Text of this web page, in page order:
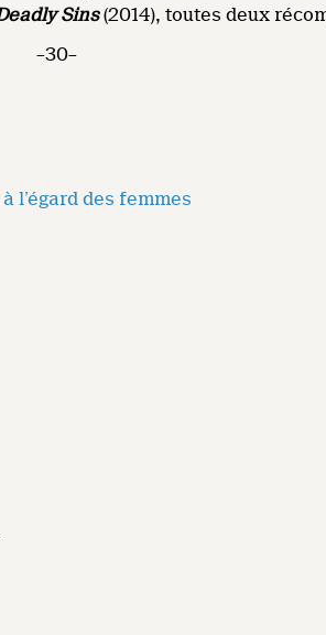
Sins(2014), toutes deux
–30–
l’égard des femmes